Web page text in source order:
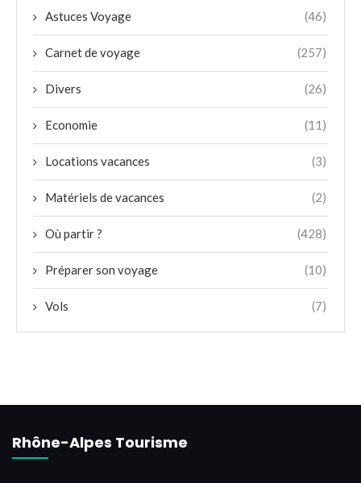
Astuces Voyage (46)
Carnet de voyage (257)
Divers (26)
Economie (11)
Locations vacances (3)
Matériels de vacances (2)
Où partir ? (428)
Préparer son voyage (10)
Vols (7)
Rhône-Alpes Tourisme